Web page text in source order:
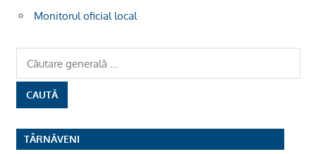
Monitorul oficial local
TÂRNĂVENI